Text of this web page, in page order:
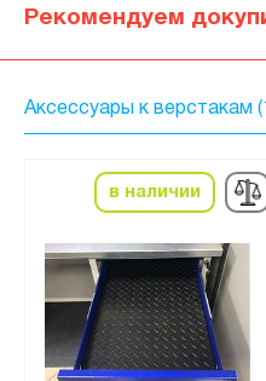
Рекомендуем
Аксессуары к верстакам
в наличии